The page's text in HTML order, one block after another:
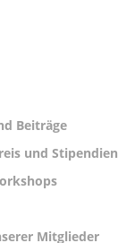
Beiträge
und Stipendien
Mitglieder